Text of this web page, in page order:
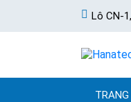
Lô CN-
TRANG